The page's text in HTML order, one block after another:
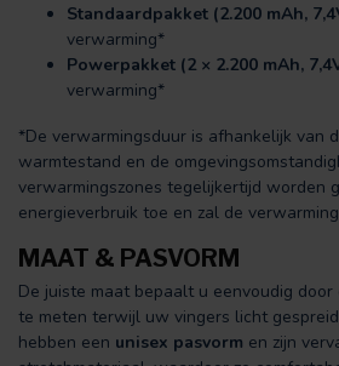
Standaardpakket (2.200 mAh,
verwarming*
Powerpakket (2 × 2.200 mAh,
verwarming*
*De verwarmingsduur is afhankelijk van
warmtestand en de
verwarmingszones tegelijkertijd worden
energieverbruik toe en zal de
MAAT & PASVORM
De juiste maat bepaalt u eenvoudig
te meten terwijl uw vingers licht
hebben een unisex pasvorm en zijn